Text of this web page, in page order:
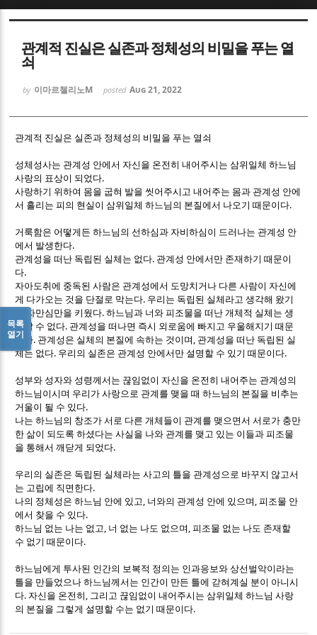
관계적 진실은 실존과 정체성의 비밀을 푸는 열
쇠
by 이마르첼리노M posted Aug 21, 2022
관계적 진실은 실존과 정체성의 비밀을 푸는 열쇠
성체성사는 관계성 안에서 자신을 온전히 내어주시는 삼위일체 하느님
사랑의 표상이 되었다.
사랑하기 위하여 몸을 굽혀 발을 씻어주시고 내어주는 몸과 관계성 안에
서 흘리는 피의 현실이 삼위일체 하느님의 본질에서 나오기 때문이다.
거룩함은 어떻게든 하느님의 선하심과 자비하심이 드러나는 관계성 안
에서 발생한다.
관계성을 떠난 독립된 실체는 없다. 관계성 안에서만 존재하기 때문이
다.
자아도취에 중독된 사람은 관계성에서 도망치거나 다른 사람이 자신에
게 다가오는 것을 단절로 막는다. 우리는 독립된 실체라고 생각해 왔기
에 자만심만을 키웠다.하느님과 너와 피조물을 떠난 개체적 실체는 생
각할 수 없다. 관계성을 떠나면 즉시 외로움에 빠지고 우울해지기 때문
이다. 관계성은 실체의 본질에 속하는 것이며 , 관계성을 떠난 독립된 실
체는 없다. 우리의 실존은 관계성 안에서만 설명할 수 있기 때문이다.
성부와 성자와 성령께서는 끊임없이 자신을 온전히 내어주는 관계성의
하느님이시며 우리가 사랑으로 관계를 맺을 때 하느님의 본질을 비추는
거울이 될 수 있다.
나는 하느님의 창조가 서로 다른 개체들이 관계를 맺으면서 서로가 충만
한 삶이 되도록 하셨다는 사실을 나와 관계를 맺고 있는 이들과 피조물
을 통해서 깨닫게 되었다.
우리의 실존은 독립된 실체라는 사고의 틀을 관계성으로 바꾸지 않고서
는 고립에 직면한다.
나의 정체성은 하느님 안에 있고 , 너와의 관계성 안에 있으며 ,피조물 안
에서 찾을 수 있다.
하느님 없는 나는 없고 , 너 없는 나도 없으며 ,피조물 없는 나도 존재할
수 없기 때문이다.
하느님에게 투사된 인간의 보복적 정의는 인과응보와 상선벌악이라는
틀을 만들었으나 하느님께서는 인간이 만든 틀에 갇혀계실 분이 아니시
다.자신을 온전히 , 그리고 끊임없이 내어주시는 삼위일체 하느님 사랑
의 본질을 그렇게 설명할 수는 없기 때문이다.
목록
열기
Sketchbook5, 스케치북5
Sketchbook5, 스케치북5
Sketchbook5, 스케치북5
Sketchbook5, 스케치북5